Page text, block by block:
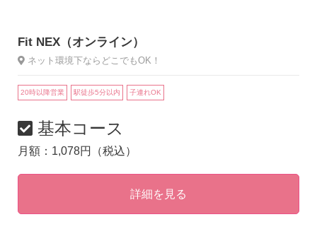
Fit NEX（オンライン）
ネット環境下ならどこでもOK！
20時以降営業 駅徒歩5分以内 子連れOK
基本コース
月額：1,078円（税込）
詳細を見る